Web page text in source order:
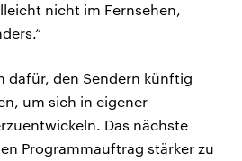
nicht im Fernsehen,
dafür, den Sendern künftig
um sich in eigener
Das nächste
Programmauftrag stärker zu